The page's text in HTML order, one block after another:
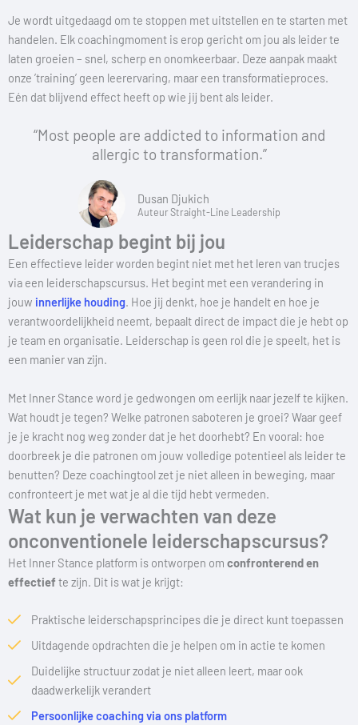
Je wordt uitgedaagd om te stoppen met uitstellen en te starten met
handelen. Elk coachingmoment is erop gericht om jou als leider te
laten groeien – snel, scherp en onomkeerbaar. Deze aanpak maakt
onze ’training’ geen leerervaring, maar een transformatieproces.
Eén dat blijvend effect heeft op wie jij bent als leider.
“Most people are addicted to information and
allergic to transformation.”
Dusan Djukich
Auteur Straight-Line Leadership
Leiderschap begint bij jou
Een effectieve leider worden begint niet met het leren van trucjes
via een leiderschapscursus. Het begint met een verandering in
jouw innerlijke houding . Hoe jij denkt, hoe je handelt en hoe je
verantwoordelijkheid neemt, bepaalt direct de impact die je hebt op
je team en organisatie. Leiderschap is geen rol die je speelt, het is
een manier van zijn.
Met Inner Stance word je gedwongen om eerlijk naar jezelf te kijken.
Wat houdt je tegen? Welke patronen saboteren je groei? Waar geef
je je kracht nog weg zonder dat je het doorhebt? En vooral: hoe
doorbreek je die patronen om jouw volledige potentieel als leider te
benutten? Deze coachingtool zet je niet alleen in beweging, maar
confronteert je met wat je al die tijd hebt vermeden.
Wat kun je verwachten van deze
onconventionele leiderschapscursus?
Het Inner Stance platform is ontworpen om confronterend en
effectief te zijn. Dit is wat je krijgt:
Praktische leiderschapsprincipes die je direct kunt toepassen
Uitdagende opdrachten die je helpen om in actie te komen
Duidelijke structuur zodat je niet alleen leert, maar ook
daadwerkelijk verandert
Persoonlijke coaching via ons platform